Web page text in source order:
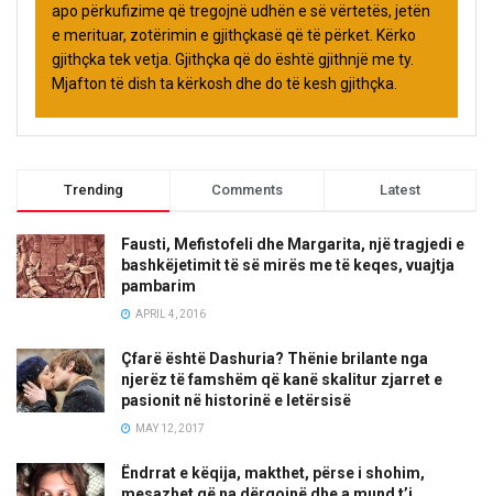
apo përkufizime që tregojnë udhën e së vërtetës, jetën
e merituar, zotërimin e gjithçkasë që të përket. Kërko
gjithçka tek vetja. Gjithçka që do është gjithnjë me ty.
Mjafton të dish ta kërkosh dhe do të kesh gjithçka.
Trending Comments Latest
Fausti, Mefistofeli dhe Margarita, një tragjedi e
bashkëjetimit të së mirës me të keqes, vuajtja
pambarim
APRIL 4, 2016
Çfarë është Dashuria? Thënie brilante nga
njerëz të famshëm që kanë skalitur zjarret e
pasionit në historinë e letërsisë
MAY 12, 2017
Ëndrrat e këqija, makthet, përse i shohim,